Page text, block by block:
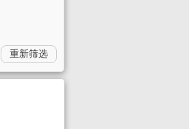
重新筛选